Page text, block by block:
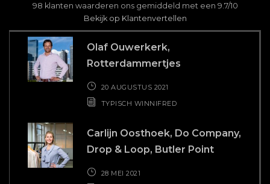
98 klanten waarderen ons gemiddeld met een 9.7/10
Bekijk op Klantenvertellen
Olaf Ouwerkerk,
Rotterdammertjes
20 AUGUSTUS 2021
TYPISCH WINNIFRED
Carlijn Oosthoek, Do Company,
Drop & Loop, Butler Point
28 MEI 2021